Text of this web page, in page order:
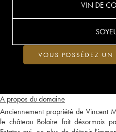
A propos du domaine
Anciennement propriété de Vincent
le château Bolaire fait désormais
VIN DE
VOUS POSSÉDEZ